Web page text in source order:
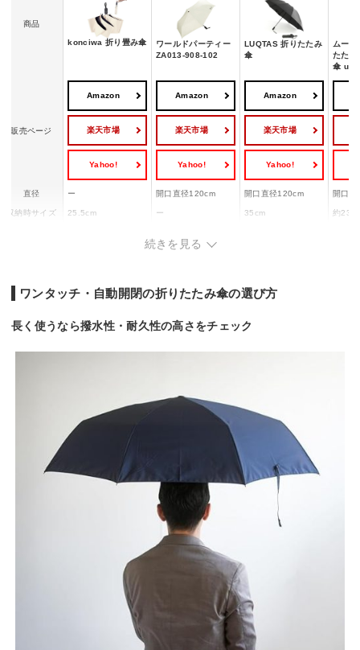
商品
konciwa 折り畳み傘
ワールドパーティー
ZA013-908-102
LUQTAS 折りたたみ
傘
ムー
たため
傘
販売ページ
Amazon
楽天市場
Yahoo!
Amazon
楽天市場
Yahoo!
Amazon
楽天市場
Yahoo!
直径 ー 開口直径120cm 開口直径120cm 開口直
収納時サイズ 25.5cm ー 35cm 約
100％
続きを見る
ワンタッチ・自動開閉の折りたたみ傘の選び方
長く使うなら撥水性・耐久性の高さをチェック